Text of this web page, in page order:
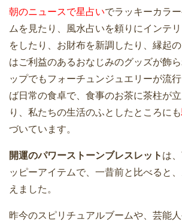
朝のニュースで星占いでラッキーカラ
ムを見たり、風水占いを頼りにインテ
をしたり、お財布を新調したり、縁起
はご利益のあるおなじみのグッズが飾
ップでもフォーチュンジュエリーが流
ば日常の食卓で、食事のお茶に茶柱が
り、私たちの生活のふとしたところにも
づいています。
開運のパワーストーンブレスレット は
ッピーアイテムで、一昔前と比べると
えました。
昨今のスピリチュアルブームや、芸能